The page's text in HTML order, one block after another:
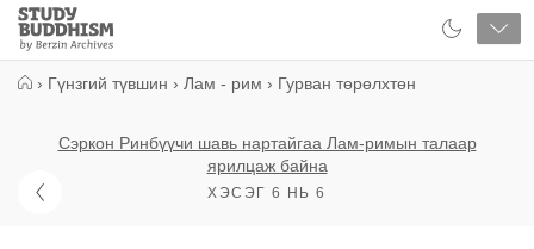
Close
Study
Buddhism
› Гүнзгий түвшин › Лам - рим › Гурван төрөлхтөн
Сэркон Ринбүүчи шавь нартайгаа Лам-римын талаар
ярилцаж байна
ХЭСЭГ 6 НЬ 6